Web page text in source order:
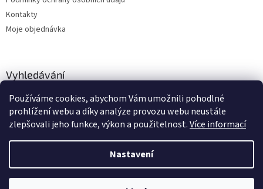
Používáme cookies, abychom Vám umožnili pohodlné
prohlížení webu a díky analýze provozu webu neustále
zlepšovali jeho funkce, výkon a použitelnost.Více informací
Nastavení
Kontakty
Moje objednávka
Vyhledávání
HLEDAT
Vytvořil Shoptet